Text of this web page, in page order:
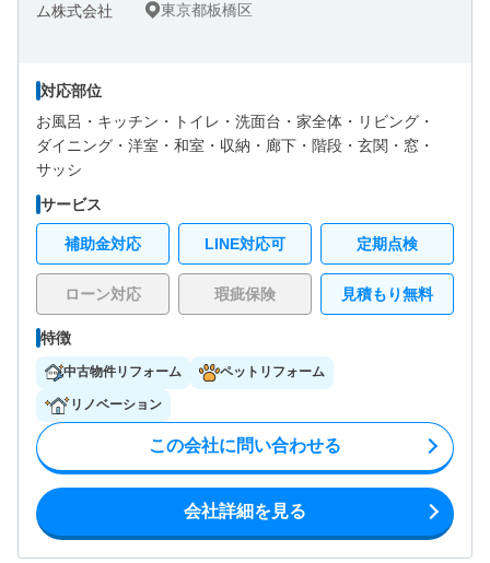
東京都板橋区
対応部位
お風呂・ キッチン・ トイレ・ 洗面台・ 家全体・ リビング・
ダイニング・ 洋室・ 和室・ 収納・ 廊下・ 階段・ 玄関・ 窓・
サッシ
サービス
補助金対応 LINE対応可 定期点検
ローン対応 瑕疵保険 見積もり無料
特徴
中古物件リフォーム ペットリフォーム
リノベーション
この会社に問い合わせる
会社詳細を見る